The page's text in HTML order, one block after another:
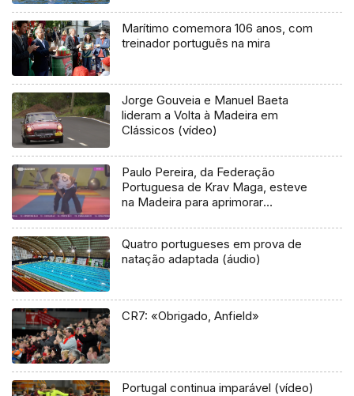
Marítimo comemora 106 anos, com
treinador português na mira
Jorge Gouveia e Manuel Baeta
lideram a Volta à Madeira em
Clássicos (vídeo)
Paulo Pereira, da Federação
Portuguesa de Krav Maga, esteve
na Madeira para aprimorar
Quatro portugueses em prova de
natação adaptada (áudio)
CR7: «Obrigado, Anfield»
Portugal continua imparável (vídeo)